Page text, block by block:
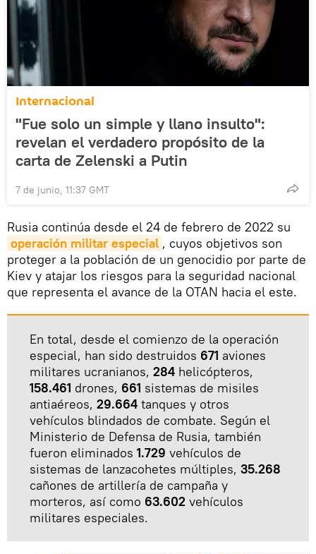
Internacional
"Fue solo un simple y llano insulto":
revelan el verdadero propósito de la
carta de Zelenski a Putin
7 de junio, 11:37 GMT
Rusia continúa desde el 24 de febrero de 2022 su
operación militar especial , cuyos objetivos son
proteger a la población de un genocidio por parte de
Kiev y atajar los riesgos para la seguridad nacional
que representa el avance de la OTAN hacia el este.
En total, desde el comienzo de la operación
especial, han sido destruidos 671 aviones
militares ucranianos, 284 helicópteros,
158.461 drones, 661 sistemas de misiles
antiaéreos, 29.664 tanques y otros
vehículos blindados de combate. Según el
Ministerio de Defensa de Rusia, también
fueron eliminados 1.729 vehículos de
sistemas de lanzacohetes múltiples, 35.268
cañones de artillería de campaña y
morteros, así como 63.602 vehículos
militares especiales.